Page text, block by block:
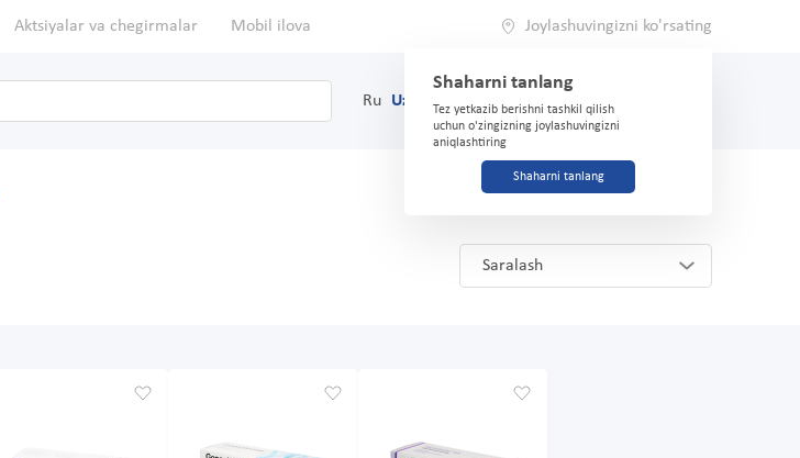
Aktsiyalar va chegirmalar Mobil ilova Joylashuvingizni ko'rsating
Shaharni tanlang
Tez yetkazib berishni tashkil qilish
uchun o'zingizning joylashuvingizni
aniqlashtiring
Shaharni tanlang
Ru Uz (71) 200-03-03
Saralash